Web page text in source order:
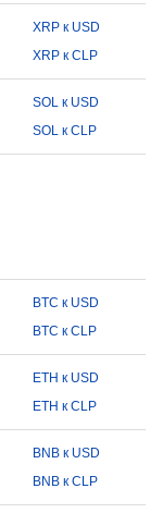
XRP к USD
XRP к CLP
SOL к USD
SOL к CLP
BTC к USD
BTC к CLP
ETH к USD
ETH к CLP
BNB к USD
BNB к CLP